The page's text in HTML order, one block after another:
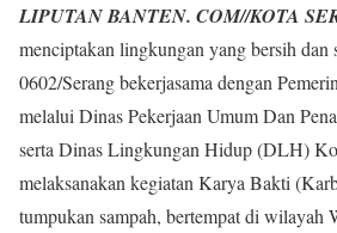
LIPUTAN BANTEN. COM//KOTA
menciptakan lingkungan yang bersih dan
0602/Serang bekerjasama dengan
melalui Dinas Pekerjaan Umum Dan
serta Dinas Lingkungan Hidup (DLH)
melaksanakan kegiatan Karya Bakti
tumpukan sampah, bertempat di wilayah